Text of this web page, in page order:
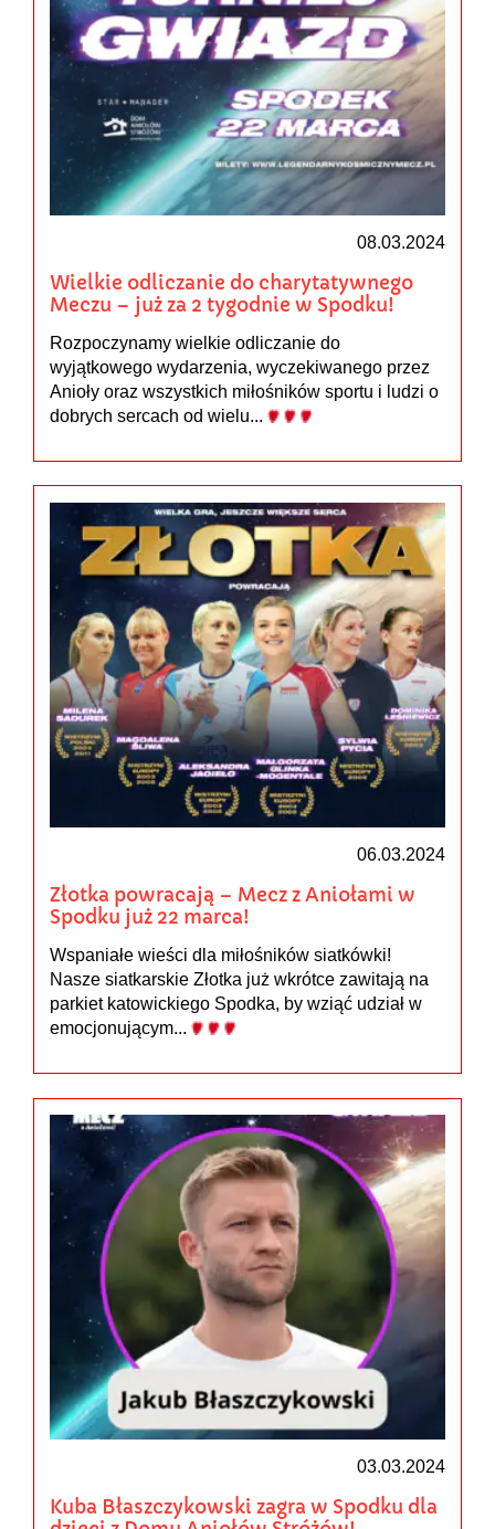
08.03.2024
Wielkie odliczanie do charytatywnego
Meczu – już za 2 tygodnie w Spodku!
Rozpoczynamy wielkie odliczanie do
wyjątkowego wydarzenia, wyczekiwanego przez
Anioły oraz wszystkich miłośników sportu i ludzi o
dobrych sercach od wielu...
06.03.2024
Złotka powracają – Mecz z Aniołami w
Spodku już 22 marca!
Wspaniałe wieści dla miłośników siatkówki!
Nasze siatkarskie Złotka już wkrótce zawitają na
parkiet katowickiego Spodka, by wziąć udział w
emocjonującym...
03.03.2024
Kuba Błaszczykowski zagra w Spodku dla